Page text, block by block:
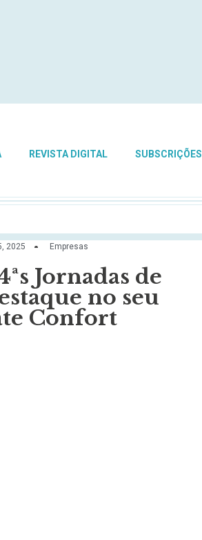
REVISTA DIGITAL SUBSCRIÇÕES
2025 Empresas
Jornadas de
no seu
Confort